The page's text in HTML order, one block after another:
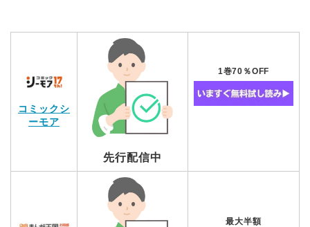
コミックシ
ーモア
先行配信中
1巻70％OFF
最大半額